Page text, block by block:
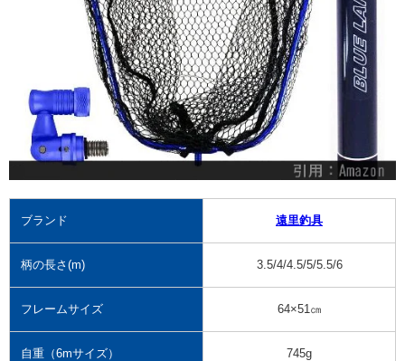
ブランド 遠里釣具
柄の長さ(m) 3.5/4/4.5/5/5.5/6
フレームサイズ 64×51㎝
自重（6mサイズ） 745g